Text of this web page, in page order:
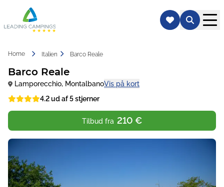
Home Italien Barco Reale
Barco Reale
Lamporecchio, MontalbanoVis på kort
4.2 ud af 5 stjerner
Tilbud fra 210 €